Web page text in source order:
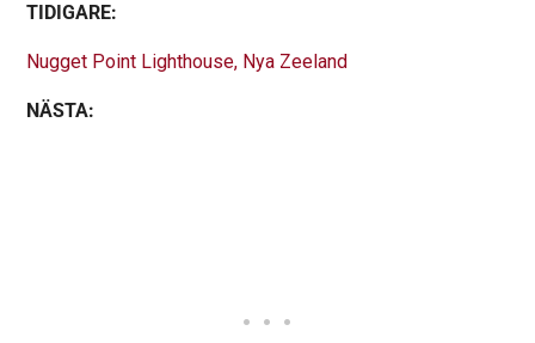
TIDIGARE:
Nugget Point Lighthouse, Nya Zeeland
NÄSTA: